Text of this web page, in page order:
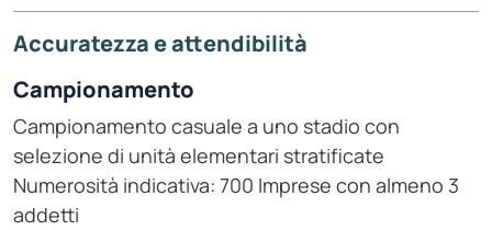
Accuratezza e attendibilità
Campionamento
Campionamento casuale a uno stadio con
selezione di unità elementari stratificate
Numerosità indicativa: 700 Imprese con almeno 3
addetti